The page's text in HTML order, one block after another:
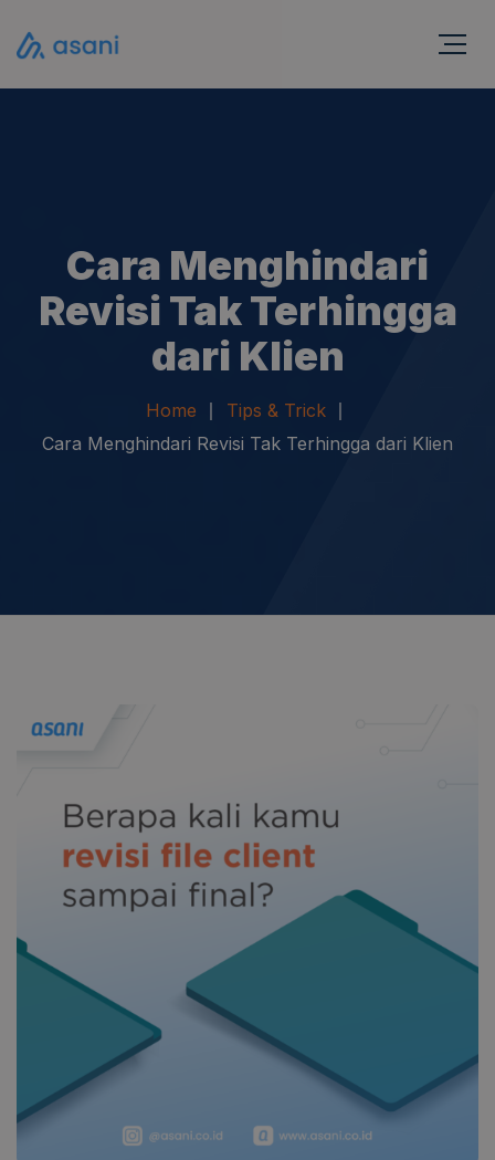
Cara Menghindari
Revisi Tak Terhingga
dari Klien
Home
Tips & Trick
Cara Menghindari Revisi Tak Terhingga dari Klien